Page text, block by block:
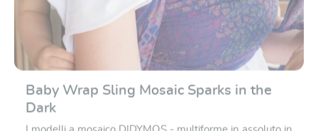
Baby Wrap Sling Mosaic Sparks in the
Dark
I modelli a mosaico DIDYMOS - multiforme in assoluto in